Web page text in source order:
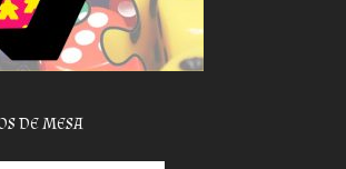
DE MESA